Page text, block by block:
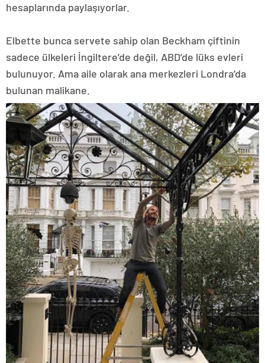
hesaplarında paylaşıyorlar.
Elbette bunca servete sahip olan Beckham çiftinin
sadece ülkeleri İngiltere’de değil, ABD’de lüks evleri
bulunuyor. Ama aile olarak ana merkezleri Londra’da
bulunan malikane.